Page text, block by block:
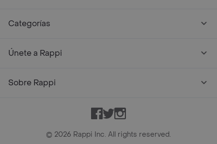
Categorías
Únete a Rappi
Sobre Rappi
Facebook
TwitterInstagram
© 2026 Rappi Inc. All rights reserved.